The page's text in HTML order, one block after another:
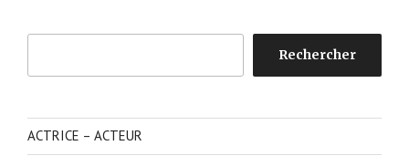
Rechercher
ACTRICE – ACTEUR